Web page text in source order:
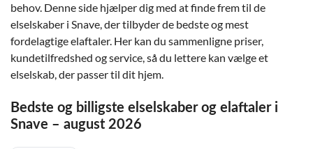
behov. Denne side hjælper dig med at finde frem til de
elselskaber i Snave, der tilbyder de bedste og mest
fordelagtige elaftaler. Her kan du sammenligne priser,
kundetilfredshed og service, så du lettere kan vælge et
elselskab, der passer til dit hjem.
Bedste og billigste elselskaber og elaftaler i
Snave – august 2026